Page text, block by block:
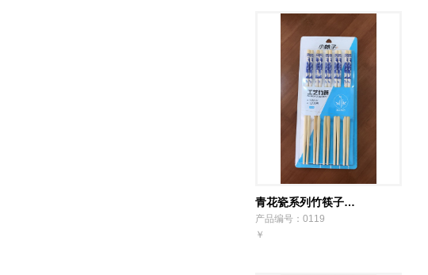
青花瓷系列竹筷子…
产品编号：0119
￥